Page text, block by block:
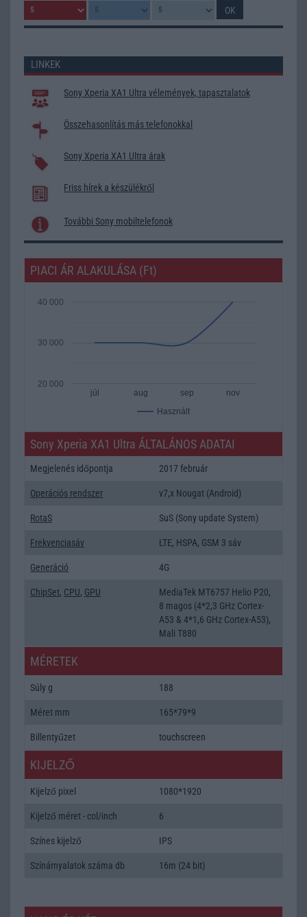
LINKEK
Sony Xperia XA1 Ultra vélemények, tapasztalatok
Összehasonlítás más telefonokkal
Sony Xperia XA1 Ultra árak
Friss hírek a készülékről
További Sony mobiltelefonok
PIACI ÁR ALAKULÁSA (Ft)
Használt
júl aug sep nov
20 000
30 000
40 000
Sony Xperia XA1 Ultra ÁLTALÁNOS ADATAI
Megjelenés időpontja 2017 február
Operációs rendszer v7,x Nougat (Android)
RotaS SuS (Sony update System)
Frekvenciasáv LTE, HSPA, GSM 3 sáv
Generáció 4G
ChipSet, CPU, GPU
MediaTek MT6757 Helio P20,
8 magos (4*2,3 GHz Cortex-
A53 & 4*1,6 GHz Cortex-A53),
Mali T880
MÉRETEK
Súly g 188
Méret mm 165*79*9
Billentyűzet touchscreen
KIJELZŐ
Kijelző pixel 1080*1920
Kijelző méret - col/inch 6
Színes kijelző IPS
Színárnyalatok száma db 16m (24 bit)